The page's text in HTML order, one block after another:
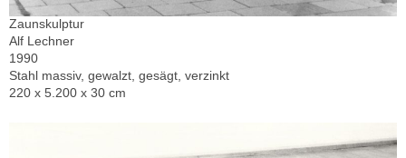
Zaunskulptur
Alf Lechner
1990
Stahl massiv, gewalzt, gesägt, verzinkt
220 x 5.200 x 30 cm